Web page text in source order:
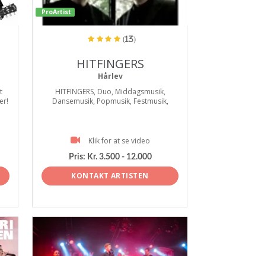
ProArtist
(13)
HITFINGERS
Hårlev
HITFINGERS, Duo, Middagsmusik,
Dansemusik, Popmusik, Festmusik,
Klik for at se video
Pris: Kr. 3.500 - 12.000
KONTAKT ARTISTEN